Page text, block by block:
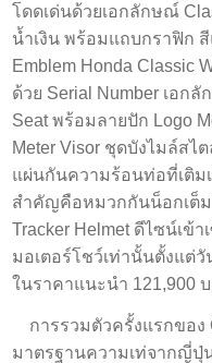
โดดเด่นด้วยเอกลักษณ์
น้ำเงิน พร้อมแถบกราฟิก
Emblem Honda Classic
ด้วย Serial Number เอก
Seat พร้อมลายปัก Logo
Meter Visor ชุดบังไมล์สไ
แผ่นกันความร้อนท่อที่เติม
สำคัญคือหมวกกันน็อกเต็ม
Tracker Helmet ดีไซน์เข้
มอเตอร์โชว์เท่านั้นตั้งแต่
ในราคาแนะนำ 121,900
การรวมตัวครั้งแรกของ
มาตรฐานความเท่จากญี่